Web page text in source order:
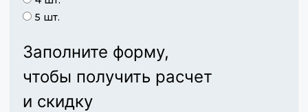
5 шт.
Заполните форму,
чтобы получить расчет
и скидку